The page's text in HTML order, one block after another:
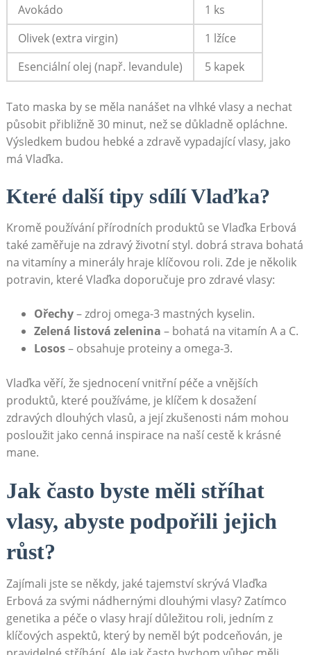
Avokádo
1 ks
Olivek (extra virgin)
1 lžíce
Esenciální olej (např. levandule)
5 kapek
Tato maska by se měla nanášet na vlhké vlasy a nechat
působit přibližně 30 minut, než se důkladně opláchne.
Výsledkem budou hebké a zdravě vypadající vlasy, jako
má Vlaďka.
Které další tipy sdílí Vlaďka?
Kromě používání přírodních produktů se Vlaďka Erbová
také zaměřuje na zdravý životní styl. dobrá strava bohatá
na vitamíny a minerály hraje klíčovou roli. Zde je několik
potravin, které Vlaďka doporučuje pro zdravé vlasy:
Ořechy– zdroj omega-3 mastných kyselin.
Zelená listová zelenina – bohatá na vitamín A a C.
Losos– obsahuje proteiny a omega-3.
Vlaďka věří, že sjednocení vnitřní péče a vnějších
produktů, které používáme, je klíčem k dosažení
zdravých dlouhých vlasů, a její zkušenosti nám mohou
posloužit jako cenná inspirace na naší cestě k krásné
mane.
Jak často byste měli stříhat
vlasy, abyste podpořili jejich
růst?
Zajímali jste se někdy, jaké tajemství skrývá Vlaďka
Erbová za svými nádhernými dlouhými vlasy? Zatímco
genetika a péče o vlasy hrají důležitou roli, jedním z
klíčových aspektů, který by neměl být podceňován, je